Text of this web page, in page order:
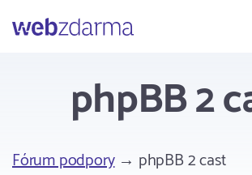
Webzdarma
phpBB 2
Fórum podpory→ phpBB 2 cast